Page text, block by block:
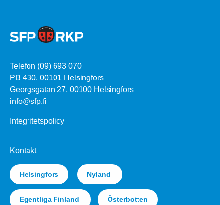
Telefon (09) 693 070
PB 430, 00101 Helsingfors
Georgsgatan 27, 00100 Helsingfors
info@sfp.fi
Integritetspolicy
Kontakt
Helsingfors Nyland
Egentliga Finland Österbotten